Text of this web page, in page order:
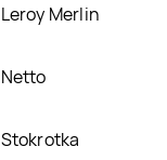
Leroy Merlin
Netto
Stokrotka